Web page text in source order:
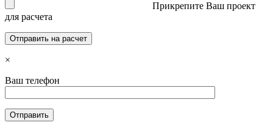
Прикрепите Ваш проект
для расчета
×
Ваш телефон